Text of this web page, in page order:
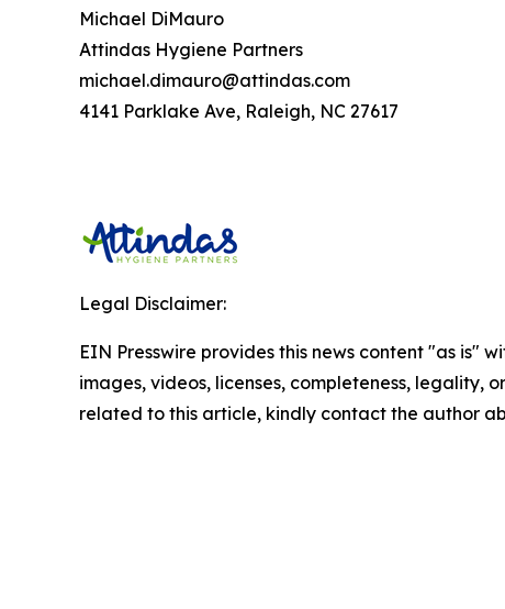
Michael DiMauro
Attindas Hygiene Partners
michael.dimauro@attindas.com
4141 Parklake Ave, Raleigh, NC 27617
Legal Disclaimer:
EIN Presswire provides this news content "as is"
images, videos, licenses, completeness, legality,
related to this article, kindly contact the author